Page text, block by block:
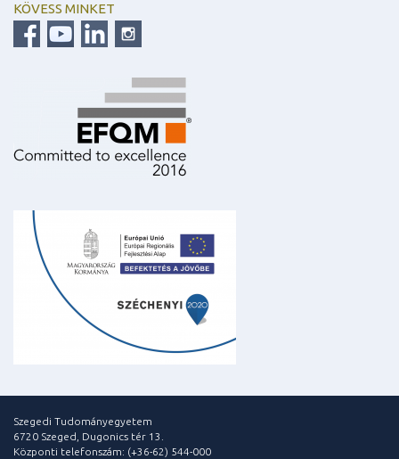
KÖVESS MINKET
Szegedi Tudományegyetem
6720 Szeged, Dugonics tér 13.
Központi telefonszám: (+36-62) 544-000